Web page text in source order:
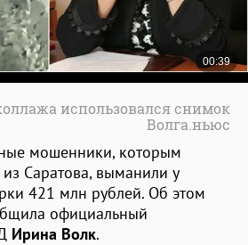
использовался снимок
Волга.ньюс
мошенники, которым
Саратова, выманили у
421 млн рублей. Об этом
официальный
Ирина Волк.